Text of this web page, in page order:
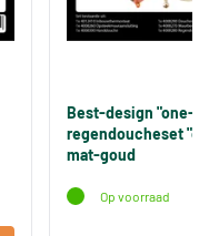
Best-design "one-
regendoucheset
mat-goud
Op voorraad